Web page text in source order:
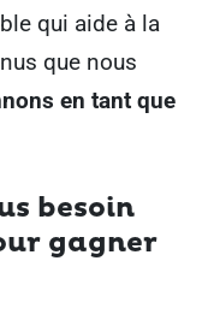
qui aide à la
que nous
en tant que
besoin
gagner